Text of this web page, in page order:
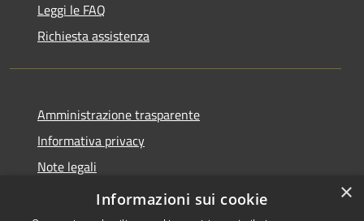
Leggi le FAQ
Richiesta assistenza
Amministrazione trasparente
Informativa privacy
Note legali
Dichiarazione di accessibilità
×
Informazioni sui cookie